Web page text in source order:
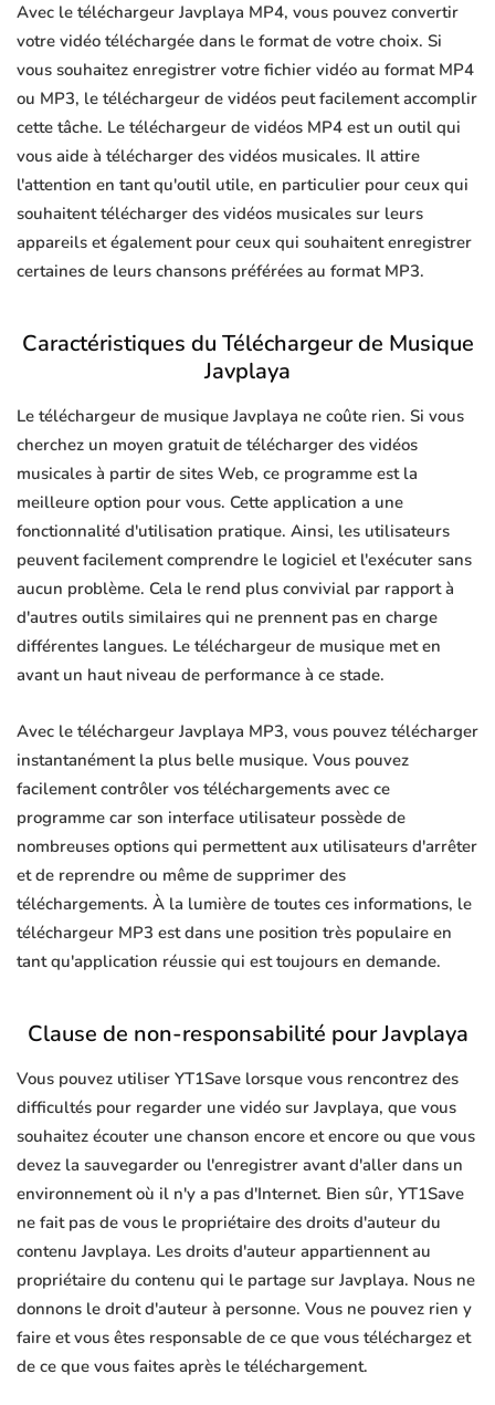
Avec le téléchargeur Javplaya MP4, vous pouvez convertir
votre vidéo téléchargée dans le format de votre choix. Si
vous souhaitez enregistrer votre fichier vidéo au format MP4
ou MP3, le téléchargeur de vidéos peut facilement accomplir
cette tâche. Le téléchargeur de vidéos MP4 est un outil qui
vous aide à télécharger des vidéos musicales. Il attire
l'attention en tant qu'outil utile, en particulier pour ceux qui
souhaitent télécharger des vidéos musicales sur leurs
appareils et également pour ceux qui souhaitent enregistrer
certaines de leurs chansons préférées au format MP3.
Caractéristiques du Téléchargeur de Musique
Javplaya
Le téléchargeur de musique Javplaya ne coûte rien. Si vous
cherchez un moyen gratuit de télécharger des vidéos
musicales à partir de sites Web, ce programme est la
meilleure option pour vous. Cette application a une
fonctionnalité d'utilisation pratique. Ainsi, les utilisateurs
peuvent facilement comprendre le logiciel et l'exécuter sans
aucun problème. Cela le rend plus convivial par rapport à
d'autres outils similaires qui ne prennent pas en charge
différentes langues. Le téléchargeur de musique met en
avant un haut niveau de performance à ce stade.
Avec le téléchargeur Javplaya MP3, vous pouvez télécharger
instantanément la plus belle musique. Vous pouvez
facilement contrôler vos téléchargements avec ce
programme car son interface utilisateur possède de
nombreuses options qui permettent aux utilisateurs d'arrêter
et de reprendre ou même de supprimer des
téléchargements. À la lumière de toutes ces informations, le
téléchargeur MP3 est dans une position très populaire en
tant qu'application réussie qui est toujours en demande.
Clause de non-responsabilité pour Javplaya
Vous pouvez utiliser YT1Save lorsque vous rencontrez des
difficultés pour regarder une vidéo sur Javplaya, que vous
souhaitez écouter une chanson encore et encore ou que vous
devez la sauvegarder ou l'enregistrer avant d'aller dans un
environnement où il n'y a pas d'Internet. Bien sûr, YT1Save
ne fait pas de vous le propriétaire des droits d'auteur du
contenu Javplaya. Les droits d'auteur appartiennent au
propriétaire du contenu qui le partage sur Javplaya. Nous ne
donnons le droit d'auteur à personne. Vous ne pouvez rien y
faire et vous êtes responsable de ce que vous téléchargez et
de ce que vous faites après le téléchargement.